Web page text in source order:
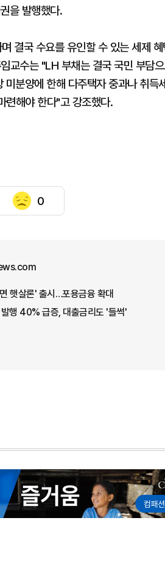
을 발행했다.
결국 수요를 유인할 수 있는 세제
교수는 "LH 부채는 결국 국민 부담
분양에 한해 다주택자 중과나 취득
련해야 한다"고 강조했다.
0
햇살론' 출시…포용금융 확대
행 40% 급증, 대출금리도 '들썩'